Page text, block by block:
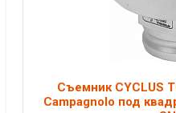
Съемник CYCLUS
Campagnolo под